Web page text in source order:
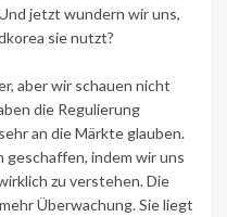
jetzt wundern wir uns,
sie nutzt?
aber wir schauen nicht
die Regulierung
an die Märkte glauben.
geschaffen, indem wir uns
zu verstehen. Die
Überwachung. Sie liegt